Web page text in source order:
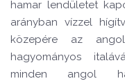
hamar lendületet
arányban vízzel
közepére az
hagyományos
minden angol